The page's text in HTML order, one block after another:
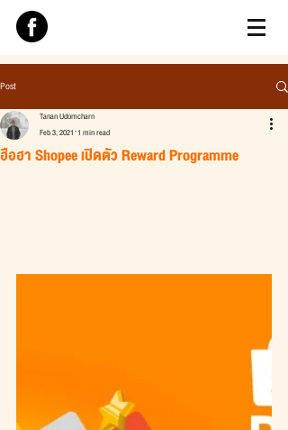
Post
ฮือฮา Shopee เปิดตัว Reward Programme
Tanan Udomcharn
Feb 3, 2021 1 min read